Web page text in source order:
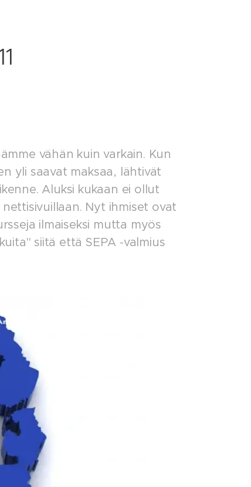
vähän kuin varkain. Kun
yli saavat maksaa, lähtivät
Aluksi kukaan ei ollut
Nyt ihmiset ovat
ilmaiseksi mutta myös
siitä että SEPA -valmius